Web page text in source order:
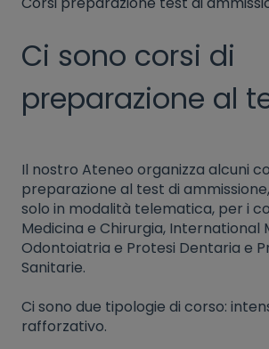
Ci sono corsi di
preparazione al
Il nostro Ateneo organizza alcuni
preparazione al test di
solo in modalità telematica, per i
Medicina e Chirurgia, International
Odontoiatria e Protesi Dentaria e
Sanitarie.
Ci sono due tipologie di corso:
rafforzativo.